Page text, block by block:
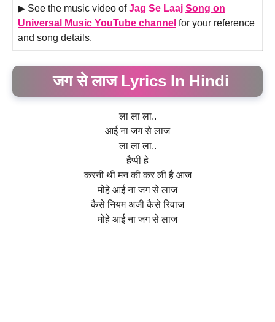
▶ See the music video ofJag Se Laaj Song on
Universal Music YouTube channel for your reference
and song details.
जग से लाज Lyrics In Hindi
ला ला ला..
आई ना जग से लाज
ला ला ला..
हैप्पी हे
करनी थी मन की कर ली है आज
मोहे आई ना जग से लाज
कैसे नियम अजी कैसे रिवाज
मोहे आई ना जग से लाज